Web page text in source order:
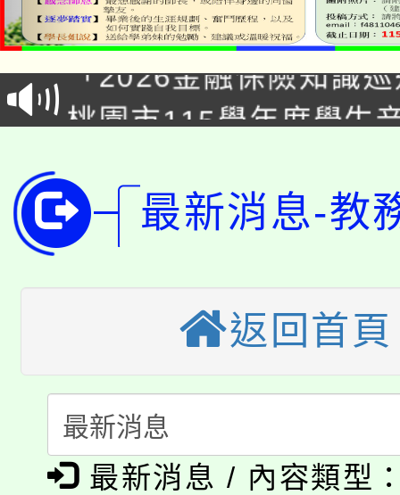
公告本校115學年度第
代理(課)教師甄選結果(
「2026金融保險知識
車」活動
桃園市115學年度學生
代理(課)教師甄選結果(
公告本校115學年度第
代理(課)教師甄選結果(
轉知中國文化大學推廣
《TA101》溝通分析基
程，歡迎學生輔導中心
心理、諮商輔導、社會
系所師生報名參加。
轉知苗栗縣政府辦理
縣市「校園短影音徵
門員」簡章及活動海報
踴躍報名參加。
桃園市115學年度學生
要點
「桃園市補助參觀特色
展演活動實施計畫」
115年度「教育部表揚
義教育推展貢獻獎」
公告本校115學年度第
最新消息-教
返回首頁
最新消息 / 內容類型